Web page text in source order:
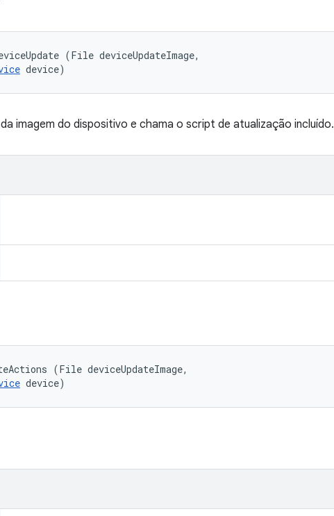
(File deviceUpdateImage,
device)
imagem do dispositivo e chama o script de atualização incluído.
(File deviceUpdateImage,
device)